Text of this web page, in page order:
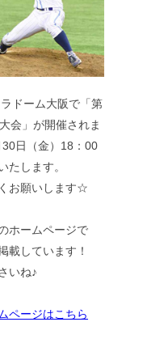
ドーム大阪で「第
会」が開催されま
日（金）18：00
たします。
お願いします☆
ホームページで
載しています！
いね♪
ページはこちら